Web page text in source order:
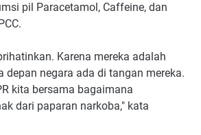
pil Paracetamol, Caffeine, dan
Karena mereka adalah
depan negara ada di tangan mereka.
kita bersama bagaimana
dari paparan narkoba," kata